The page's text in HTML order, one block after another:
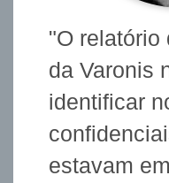
"O relatório
da Varonis
identificar
estavam